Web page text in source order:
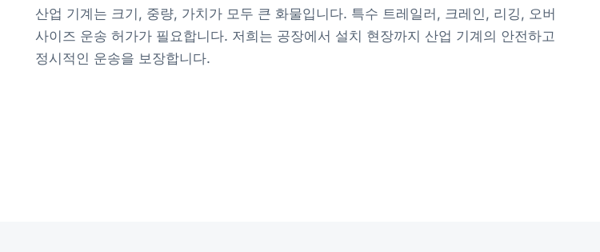
산업 기계는 크기, 중량, 가치가 모두 큰 화물입니다. 특수 트레일러, 크레인, 리깅, 오버
사이즈 운송 허가가 필요합니다. 저희는 공장에서 설치 현장까지 산업 기계의 안전하고
정시적인 운송을 보장합니다.